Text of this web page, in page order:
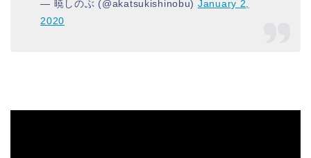
— 暁しのぶ (@akatsukishinobu) January 2,
2020